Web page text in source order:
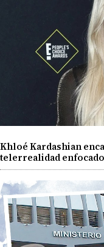
Khloé Kardashian
telerrealidad